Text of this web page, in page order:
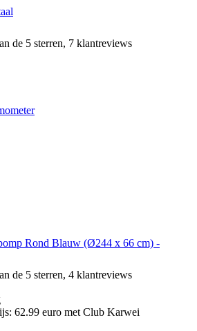
de 5 sterren, 7 klantreviews
Rond Blauw (Ø244 x 66 cm) -
de 5 sterren, 4 klantreviews
62.99 euro met Club Karwei